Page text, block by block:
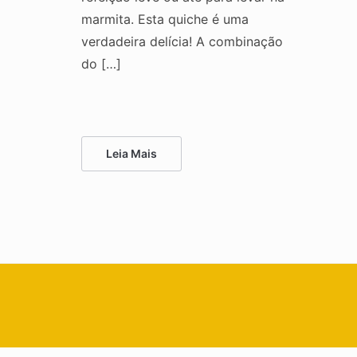
marmita. Esta quiche é uma
verdadeira delícia! A combinação
do […]
Leia Mais